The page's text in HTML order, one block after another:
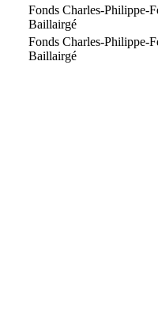
Fonds Charles-Philippe-
Baillairgé
Fonds Charles-Philippe-
Baillairgé